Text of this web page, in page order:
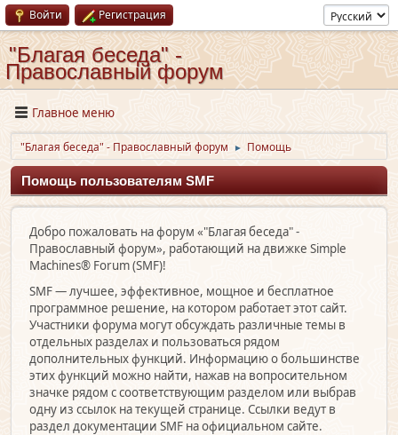
Войти Регистрация
"Благая беседа" -
Православный форум
Главное меню
"Благая беседа" - Православный форум ► Помощь
Помощь пользователям SMF
Добро пожаловать на форум «"Благая беседа" -
Православный форум», работающий на движке Simple
Machines® Forum (SMF)!
SMF — лучшее, эффективное, мощное и бесплатное
программное решение, на котором работает этот сайт.
Участники форума могут обсуждать различные темы в
отдельных разделах и пользоваться рядом
дополнительных функций. Информацию о большинстве
этих функций можно найти, нажав на вопросительном
значке рядом с соответствующим разделом или выбрав
одну из ссылок на текущей странице. Ссылки ведут в
раздел документации SMF на официальном сайте.